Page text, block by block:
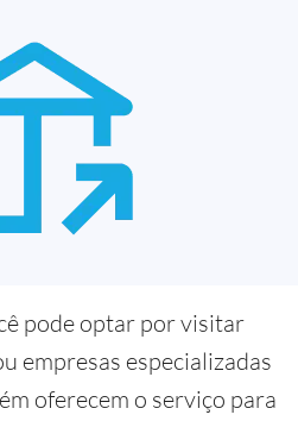
pode optar por visitar
empresas especializadas
oferecem o serviço para